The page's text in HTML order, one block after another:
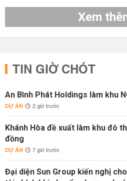
Xem
TIN GIỜ CHÓT
An Bình Phát Holdings làm khu
DỰ ÁN 2 giờ trước
Khánh Hòa đề xuất làm khu đô
đồng
DỰ ÁN 7 giờ trước
Đại diện Sun Group kiến nghị